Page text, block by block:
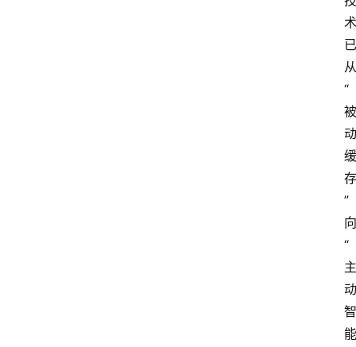
术
已
从
“
被
动
缓
存
”
向
“
主
动
智
能